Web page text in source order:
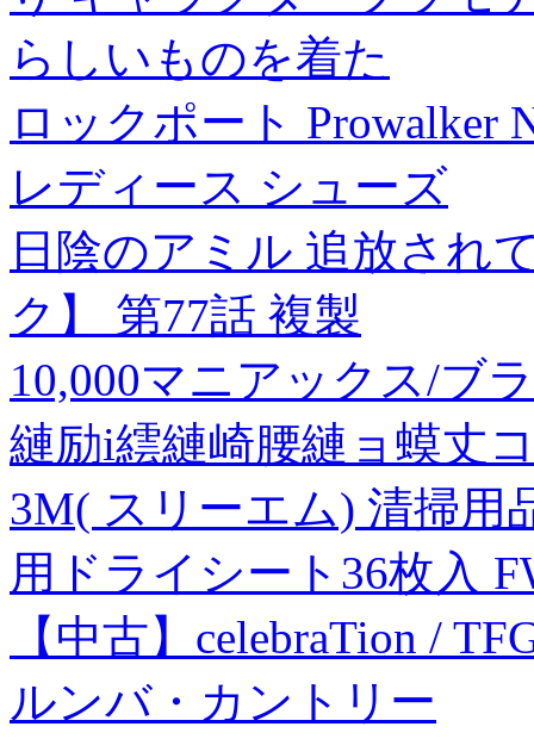
らしいものを着た
ロックポート Prowalker
レディース シューズ
日陰のアミル 追放され
ク】 第77話 複製
10,000マニアックス/ブ
縺励i繧縺崎腰縺ョ蟆丈
3M( スリーエム) 清掃用
用ドライシート36枚入
【中古】celebraTion /
ルンバ・カントリー